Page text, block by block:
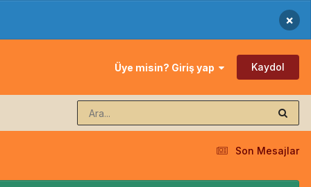
×
Üye misin? Giriş yap Kaydol
Son Mesajlar